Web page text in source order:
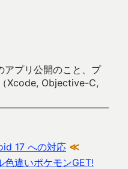
プリ公開のこと、プ
Xcode, Objective-C,
17 への対応 ≪
色違いポケモンGET!